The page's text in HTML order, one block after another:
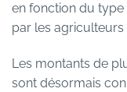
en fonction du type
par les agriculteurs
Les montants de
sont désormais